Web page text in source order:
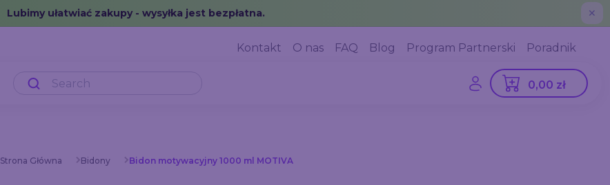
Lubimy ułatwiać zakupy - wysyłka jest bezpłatna. ✕
Kontakt O nas FAQ Blog Program Partnerski Poradnik
0,00 zł
Strona Główna Bidony Bidon motywacyjny 1000 ml MOTIVA